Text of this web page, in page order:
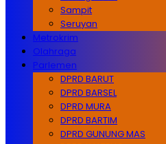
Sampit
Seruyan
Metrokrim
Olahraga
Parlemen
DPRD BARUT
DPRD BARSEL
DPRD MURA
DPRD BARTIM
DPRD GUNUNG MAS